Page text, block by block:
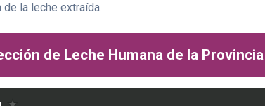
la leche extraída.
de Leche Humana de la Provincia